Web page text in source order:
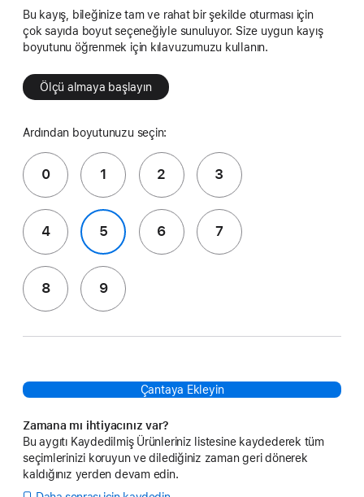
Bu kayış, bileğinize tam ve rahat bir şekilde oturması için
çok sayıda boyut seçeneğiyle sunuluyor. Size uygun kayış
boyutunu öğrenmek için kılavuzumuzu kullanın.
Ölçü almaya başlayın
Ardından boyutunuzu seçin:
0 1 2 3
4 5 6 7
8 9
Çantaya Ekleyin
Zamana mı ihtiyacınız var?
Bu aygıtı Kaydedilmiş Ürünleriniz listesine kaydederek tüm
seçimlerinizi koruyun ve dilediğiniz zaman geri dönerek
kaldığınız yerden devam edin.